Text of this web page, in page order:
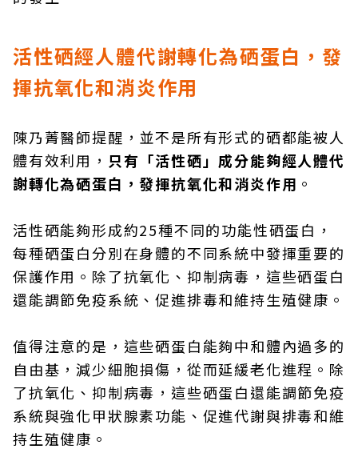
活性硒經人體代謝轉化為硒蛋白，發
揮抗氧化和消炎作用
陳乃菁醫師提醒，並不是所有形式的硒都能被人
體有效利用， 只有「活性硒」成分能夠經人體代
謝轉化為硒蛋白，發揮抗氧化和消炎作用 。
活性硒能夠形成約25種不同的功能性硒蛋白，
每種硒蛋白分別在身體的不同系統中發揮重要的
保護作用。除了抗氧化、抑制病毒，這些硒蛋白
還能調節免疫系統、促進排毒和維持生殖健康。
值得注意的是，這些硒蛋白能夠中和體內過多的
自由基，減少細胞損傷，從而延緩老化進程。除
了抗氧化、抑制病毒，這些硒蛋白還能調節免疫
系統與強化甲狀腺素功能、促進代謝與排毒和維
持生殖健康。